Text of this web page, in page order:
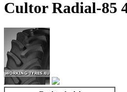
Cultor Radial-85